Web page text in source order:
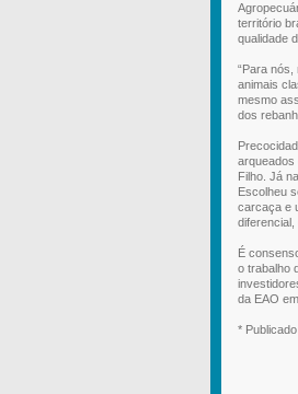
território
qualidade
“Para
animais
mesmo
dos
arqueados
Filho. Já
Escolheu
carcaça e
diferencial,
É
o trabalho
da EAO
*